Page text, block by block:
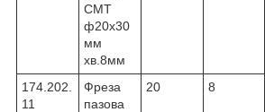
CMT
ф20х30
мм
хв.8мм
174.202.
11
Фреза
пазова
20 8